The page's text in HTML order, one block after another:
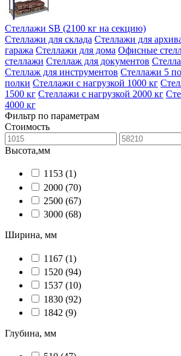
Стеллажи SB (2100 кг на секцию)
Стеллажи для склада Стеллажи для
гаража Стеллажи для дома Офисные
стеллажи Стеллаж для документов
Стеллаж для инструментов Стеллажи 5
полки Стеллажи с нагрузкой 1000 кг
1500 кг Стеллажи с нагрузкой 2000 кг
4000 кг
Фильтр по параметрам
Стоимость
Высота,мм
1153 (1)
2000 (70)
2500 (67)
3000 (68)
Ширина, мм
1167 (1)
1520 (94)
1537 (10)
1830 (92)
1842 (9)
Глубина, мм